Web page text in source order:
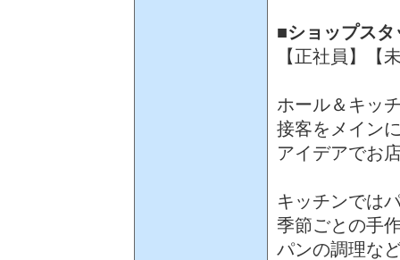
■ショップスタ
【正社員】【
ホール＆キッ
接客をメイン
アイデアでお
キッチンでは
季節ごとの手
パンの調理な